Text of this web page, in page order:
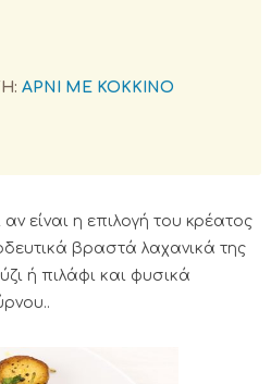
ΑΡΝΙ ΜΕ ΚΟΚΚΙΝΟ
είναι η επιλογή του κρέατος
βραστά λαχανικά της
ή πιλάφι και φυσικά